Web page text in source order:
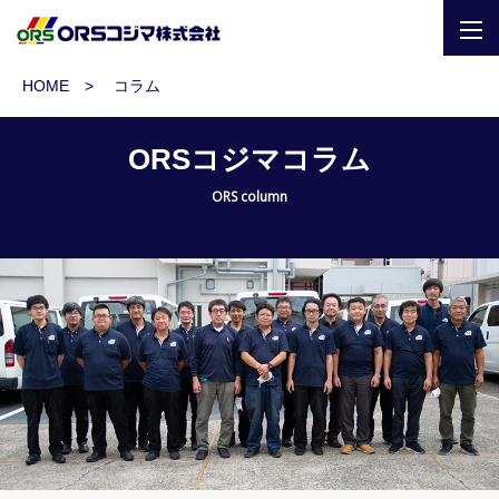
HOME
コラム
ORSコジマコラム
ORS column